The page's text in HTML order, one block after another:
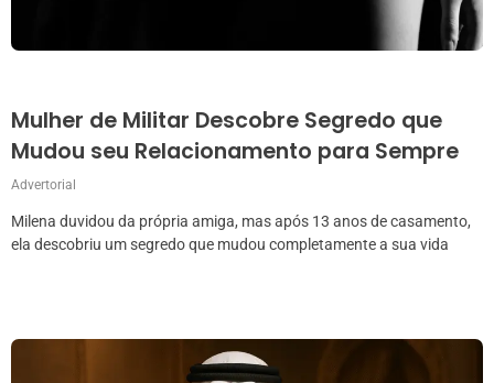
Mulher de Militar Descobre Segredo que
Mudou seu Relacionamento para Sempre
Advertorial
Milena duvidou da própria amiga, mas após 13 anos de casamento,
ela descobriu um segredo que mudou completamente a sua vida